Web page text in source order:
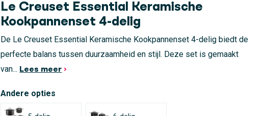
Le Creuset Essential Keramische
Kookpannenset 4-delig
De Le Creuset Essential Keramische Kookpannenset 4-delig biedt de
perfecte balans tussen duurzaamheid en stijl. Deze set is gemaakt
van... Lees meer
Andere opties